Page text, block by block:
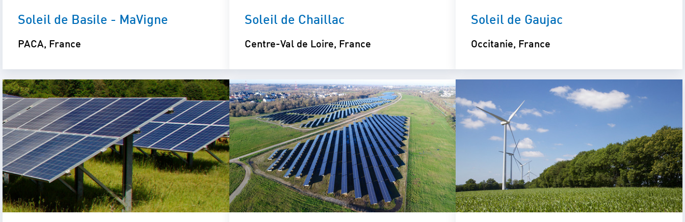
Soleil de Basile - MaVigne
PACA, France
Soleil de Chaillac
Centre-Val de Loire, France
Soleil de Gaujac
Occitanie, France